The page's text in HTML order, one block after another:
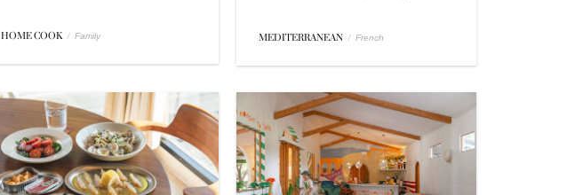
HOME COOK / Family MEDITERRANEAN / French